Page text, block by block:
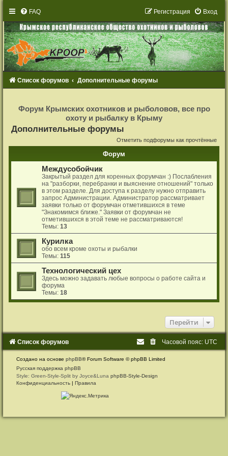
FAQ Вход
Регистрация
Список форумов Дополнительные форумы
с
т
я
Форум Крымских охотников и рыболовов, все про
охоту и рыбалку в Крыму
Дополнительные форумы
Отметить подфорумы как прочтённые
Форум
Междусобойчик
Закрытый раздел для коренных форумчан :) Послабления
на "разборки, перебранки и выяснение отношений" только
в этом разделе. Для доступа к разделу нужно отправить
запрос Администрации. Администратор рассматривает
заявки только от форумчан отметившихся в теме
"Знакомимся ближе." Заявки от форумчан не
отметившихся в этой теме не рассматриваются!
Темы:13
Курилка
обо всем кроме охоты и рыбалки
Темы:115
Технологический цех
Здесь можно задавать любые вопросы о работе сайта и
форума
Темы:18
Перейти
Список форумов Часовой пояс: UTC
Создано на основеphpBB® Forum Software © phpBB Limited
Русская поддержка phpBB
Style: Green-Style-Split by Joyce&LunaphpBB-Style-Design
Конфиденциальность |Правила